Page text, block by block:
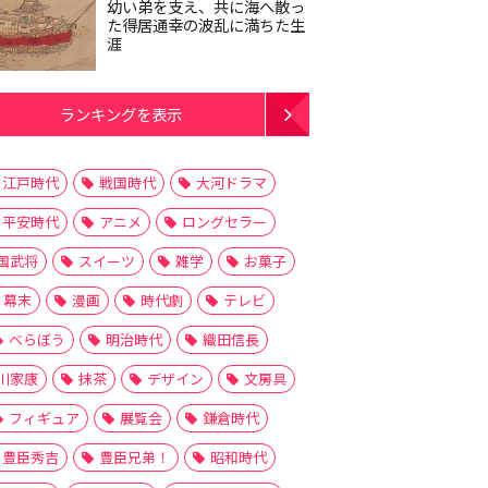
幼い弟を支え、共に海へ散っ
た得居通幸の波乱に満ちた生
涯
ランキングを表示
江戸時代 戦国時代
大河ドラマ
平安時代
アニメ
ロングセラー
武将
スイーツ 雑学
お菓子
幕末
漫画 時代劇
テレビ
べらぼう
明治時代
織田信長
家康
抹茶 デザイン
文房具
フィギュア
展覧会
鎌倉時代
豊臣秀吉
豊臣兄弟！
昭和時代